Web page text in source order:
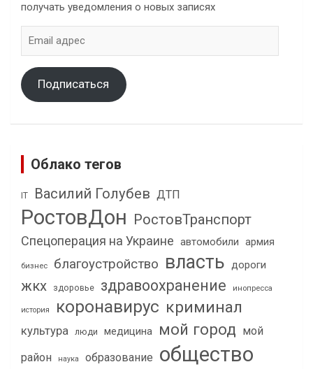
получать уведомления о новых записях
адрес
Подписаться
Облако тегов
IT Василий Голубев ДТП
РостовДон РостовТранспорт
Спецоперация на Украине автомобили армия
бизнес благоустройство власть дороги
жкх здоровье здравоохранение инопресса
история коронавирус криминал
культура люди медицина мой город мой
район
наука образование общество